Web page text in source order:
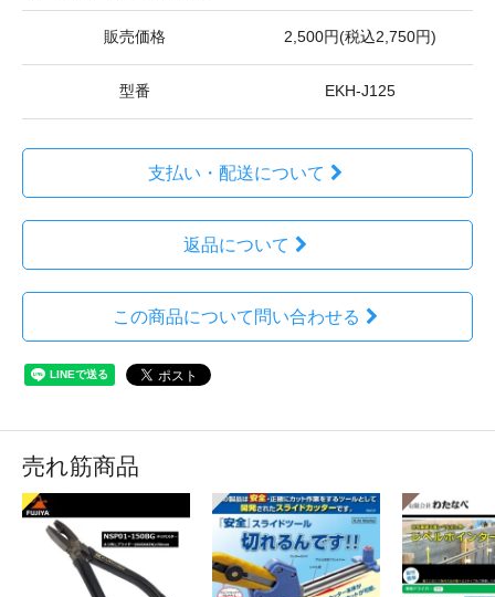
販売価格 2,500円(税込2,750円)
型番 EKH-J125
支払い・配送について
返品について
この商品について問い合わせる
売れ筋商品